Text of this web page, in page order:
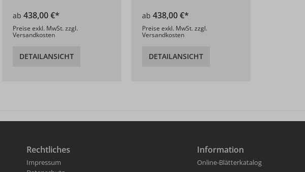
ab 438,00 €*
Preise exkl. MwSt. zzgl.
Versandkosten
DETAILANSICHT
ab 438,00 €*
Preise exkl. MwSt. zzgl.
Versandkosten
DETAILANSICHT
Rechtliches
Impressum
Information
Online-Blätterkatalog